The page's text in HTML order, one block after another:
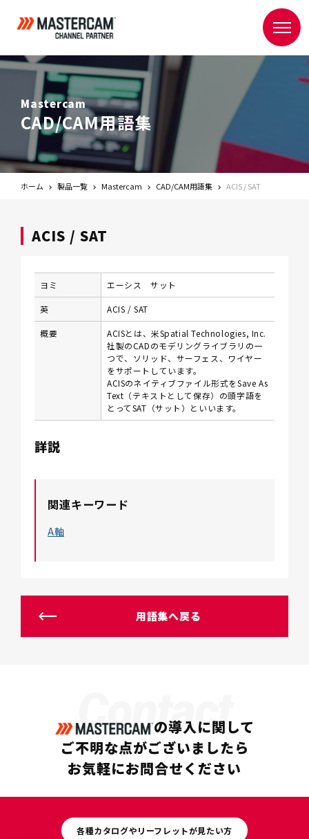
Mastercam
CAD/CAM用語集
ホーム 製品一覧 Mastercam CAD/CAM用語集 ACIS / SAT
ACIS / SAT
ヨミ エーシス サット
英 ACIS / SAT
概要
ACISとは、米Spatial Technologies, Inc.
社製のCADのモデリングライブラリの一
つで、ソリッド、サーフェス、ワイヤー
をサポートしています。
ACISのネイティブファイル形式をSave As
Text（テキストとして保存）の頭字語を
とってSAT（サット）といいます。
詳説
関連キーワード
A軸
用語集へ戻る
Contact
の導入に関して
ご不明な点がございましたら
お気軽にお問合せください
各種カタログやリーフレットが見たい方